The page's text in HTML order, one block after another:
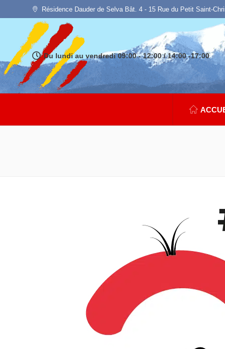
Résidence Dauder de Selva Bât. 4 - 15 Rue du Petit Saint-
Du lundi au vendredi 09:00 - 12:00 / 14:00 -17:00